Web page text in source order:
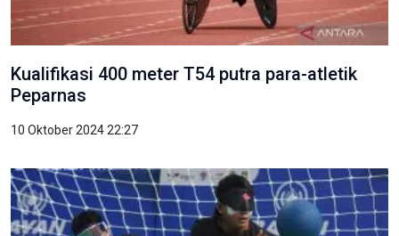
Kualifikasi 400 meter T54 putra para-atletik
Peparnas
10 Oktober 2024 22:27